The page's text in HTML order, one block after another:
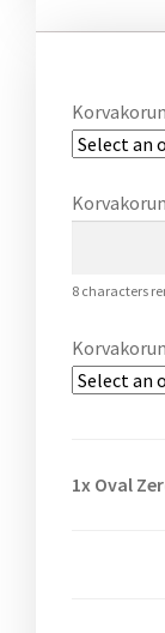
8 characters
1x Oval